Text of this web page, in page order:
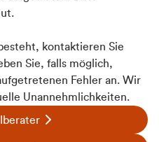
kontaktieren Sie
Sie, falls möglich,
Fehler an. Wir
Unannehmlichkeiten.